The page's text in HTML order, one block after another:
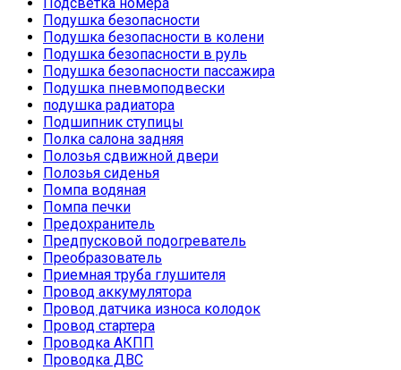
Подушка безопасности
Подушка безопасности в колени
Подушка безопасности в руль
Подушка безопасности пассажира
Подушка пневмоподвески
подушка радиатора
Подшипник ступицы
Полка салона задняя
Полозья сдвижной двери
Полозья сиденья
Помпа водяная
Помпа печки
Предохранитель
Предпусковой подогреватель
Преобразователь
Приемная труба глушителя
Провод аккумулятора
Провод датчика износа колодок
Провод стартера
Проводка АКПП
Проводка ДВС